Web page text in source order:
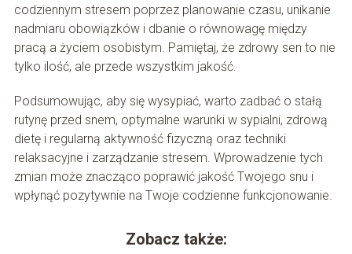
codziennym stresem poprzez planowanie czasu, unikanie
nadmiaru obowiązków i dbanie o równowagę między
pracą a życiem osobistym. Pamiętaj, że zdrowy sen to nie
tylko ilość, ale przede wszystkim jakość.
Podsumowując, aby się wysypiać, warto zadbać o stałą
rutynę przed snem, optymalne warunki w sypialni, zdrową
dietę i regularną aktywność fizyczną oraz techniki
relaksacyjne i zarządzanie stresem. Wprowadzenie tych
zmian może znacząco poprawić jakość Twojego snu i
wpłynąć pozytywnie na Twoje codzienne funkcjonowanie.
Zobacz także: